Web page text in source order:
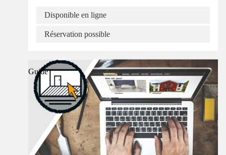
Disponible en ligne
Réservation possible
Guide